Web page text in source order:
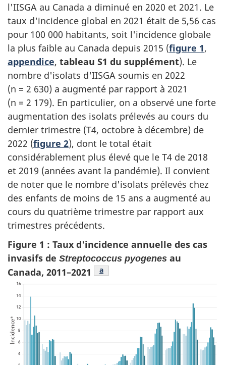
l'IISGA au Canada a diminué en 2020 et 2021. Le
taux d'incidence global en 2021 était de 5,56 cas
pour 100 000 habitants, soit l'incidence globale
la plus faible au Canada depuis 2015 (figure 1,
appendice, tableau S1 du supplément). Le
nombre d'isolats d'IISGA soumis en 2022
(n = 2 630) a augmenté par rapport à 2021
(n = 2 179). En particulier, on a observé une forte
augmentation des isolats prélevés au cours du
dernier trimestre (T4, octobre à décembre) de
2022 (figure 2), dont le total était
considérablement plus élevé que le T4 de 2018
et 2019 (années avant la pandémie). Il convient
de noter que le nombre d'isolats prélevés chez
des enfants de moins de 15 ans a augmenté au
cours du quatrième trimestre par rapport aux
trimestres précédents.
Figure 1 : Taux d'incidence annuelle des cas
invasifs de Streptococcus pyogenes au
Canada, 2011–2021
Figure 1 note de bas de page
a